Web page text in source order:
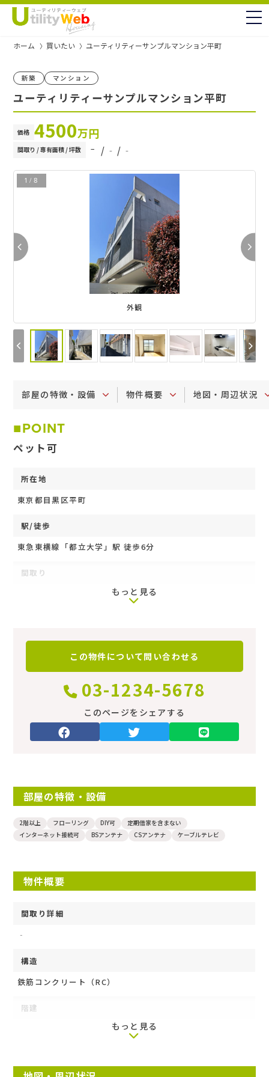
ホーム 買いたい ユーティリティーサンプルマンション平町
新築 マンション
ユーティリティーサンプルマンション平町
価格 4500万円
間取り / 専有面積 / 坪数 ‐ / ‐ / ‐
外観
1 /8
部屋の特徴・設備 物件概要 地図・周辺状況
POINT
ペット可
所在地
東京都目黒区平町
駅/徒歩
東急東横線「都立大学」駅 徒歩6分
間取り
築19年
1階[105]（地下1地上3階建）
建物種別
もっと見る
この物件について問い合わせる
03-1234-5678
このページをシェアする
部屋の特徴・設備
2階以上 フローリング DIY可
定期借家を含まない
インターネット接続可
BSアンテナ CSアンテナ ケーブルテレビ
物件概要
間取り詳細
‐
構造
鉄筋コンクリート（RC）
階建
もっと見る